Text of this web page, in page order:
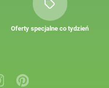
Oferty specjalne co tydzień